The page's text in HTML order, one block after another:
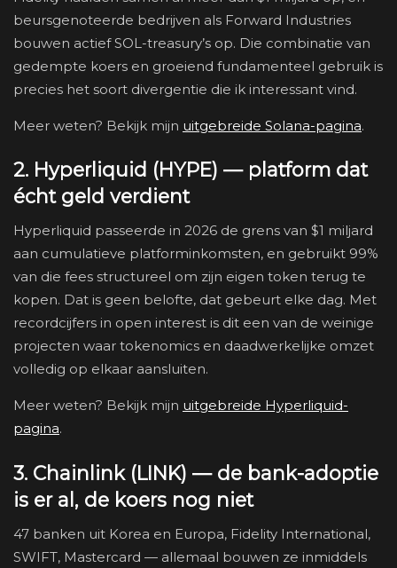
beursgenoteerde bedrijven als Forward Industries
bouwen actief SOL-treasury’s op. Die combinatie van
gedempte koers en groeiend fundamenteel gebruik is
precies het soort divergentie die ik interessant vind.
Meer weten? Bekijk mijn uitgebreide Solana-pagina.
2. Hyperliquid (HYPE) — platform dat
écht geld verdient
Hyperliquid passeerde in 2026 de grens van $1 miljard
aan cumulatieve platforminkomsten, en gebruikt 99%
van die fees structureel om zijn eigen token terug te
kopen. Dat is geen belofte, dat gebeurt elke dag. Met
recordcijfers in open interest is dit een van de weinige
projecten waar tokenomics en daadwerkelijke omzet
volledig op elkaar aansluiten.
Meer weten? Bekijk mijn uitgebreide Hyperliquid-
pagina.
3. Chainlink (LINK) — de bank-adoptie
is er al, de koers nog niet
47 banken uit Korea en Europa, Fidelity International,
SWIFT, Mastercard — allemaal bouwen ze inmiddels